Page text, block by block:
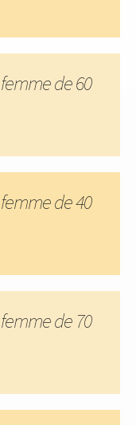
femme de 60
femme de 40
femme de 70